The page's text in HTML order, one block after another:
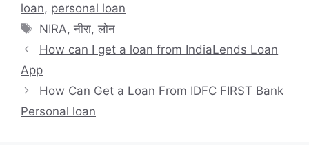
loan, personal loan
Tags
NIRA,नीरा,लोन
How can I get a loan from IndiaLends Loan
App
How Can Get a Loan From IDFC FIRST Bank
Personal loan